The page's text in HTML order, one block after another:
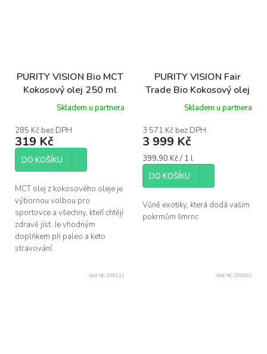
PURITY VISION Bio MCT
Kokosový olej 250 ml
Skladem u partnera
285 Kč bez DPH
319 Kč
DO KOŠÍKU
MCT olej z kokosového oleje je
výbornou volbou pro
sportovce a všechny, kteří chtějí
zdravě jíst. Je vhodným
doplňkem při paleo a keto
stravování.
PURITY VISION Fair
Trade Bio Kokosový olej
panenský 10 l
Skladem u partnera
3 571 Kč bez DPH
3 999 Kč
Měrná
cena:
399,90 Kč / 1 l
DO KOŠÍKU
Vůně exotiky, která dodá vašim
pokrmům šmrnc
Kód: NC-290111 Kód: NC-290061